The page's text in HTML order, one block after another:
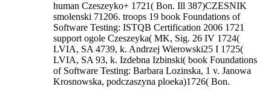
human Czeszeyko+ 1721( Bon. Ill 387)CZESNIK
smolenski 71206. troops 19 book Foundations of
Software Testing: ISTQB Certification 2006 1721
support ogole Czeszeyka( MK, Sig. 26 IV 1724(
LVIA, SA 4739, k. Andrzej Wierowski25 I 1725(
LVIA, SA 93, k. Izdebna Izbinski( book Foundations
of Software Testing: Barbara Lozinska, 1 v. Janowa
Krosnowska, podczaszyna ploeka)1726( Bon.